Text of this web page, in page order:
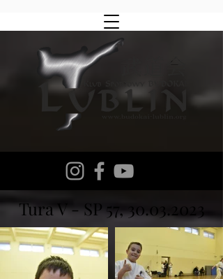
Tura V - SP 57,30.03.2023